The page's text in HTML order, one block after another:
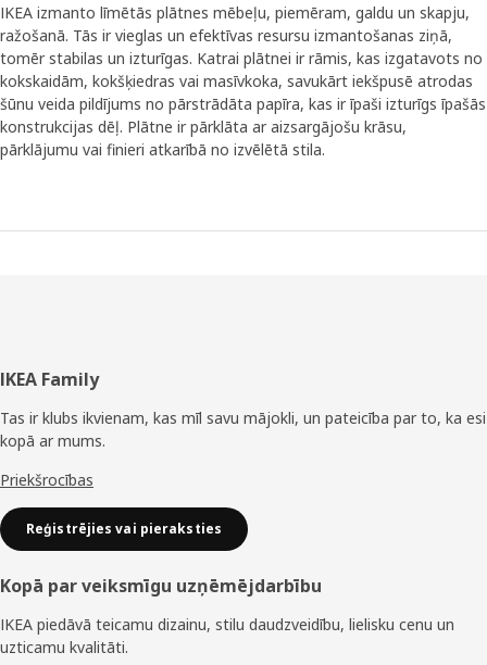
IKEA izmanto līmētās plātnes mēbeļu, piemēram, galdu un skapju,
ražošanā. Tās ir vieglas un efektīvas resursu izmantošanas ziņā,
tomēr stabilas un izturīgas. Katrai plātnei ir rāmis, kas izgatavots no
kokskaidām, kokšķiedras vai masīvkoka, savukārt iekšpusē atrodas
šūnu veida pildījums no pārstrādāta papīra, kas ir īpaši izturīgs īpašās
konstrukcijas dēļ. Plātne ir pārklāta ar aizsargājošu krāsu,
pārklājumu vai finieri atkarībā no izvēlētā stila.
Kājene
IKEA Family
Tas ir klubs ikvienam, kas mīl savu mājokli, un pateicība par to, ka esi
kopā ar mums.
Priekšrocības
Reģistrējies vai pieraksties
Kopā par veiksmīgu uzņēmējdarbību
IKEA piedāvā teicamu dizainu, stilu daudzveidību, lielisku cenu un
uzticamu kvalitāti.